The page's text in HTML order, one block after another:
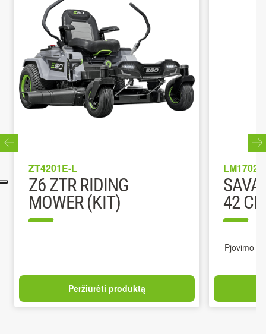
ZT4201E-L
Z6 ZTR RIDING
MOWER (KIT)
Peržiūrėti produktą
42
Pjovimo